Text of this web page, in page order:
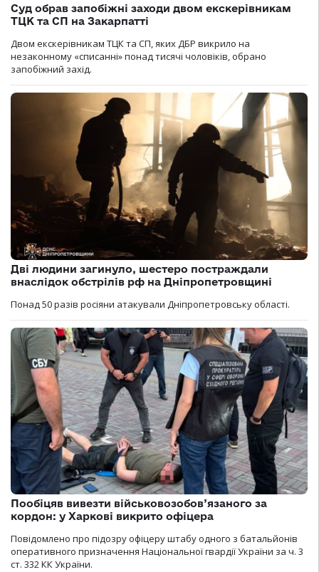
Суд обрав запобіжні заходи двом екскерівникам
ТЦК та СП на Закарпатті
Двом екскерівникам ТЦК та СП, яких ДБР викрило на
незаконному «списанні» понад тисячі чоловіків, обрано
запобіжний захід.
Дві людини загинуло, шестеро постраждали
внаслідок обстрілів рф на Дніпропетровщині
Понад 50 разів росіяни атакували Дніпропетровську області.
Пообіцяв вивезти військовозобов’язаного за
кордон: у Харкові викрито офіцера
Повідомлено про підозру офіцеру штабу одного з батальйонів
оперативного призначення Національної гвардії України за ч. 3
ст. 332 КК України.